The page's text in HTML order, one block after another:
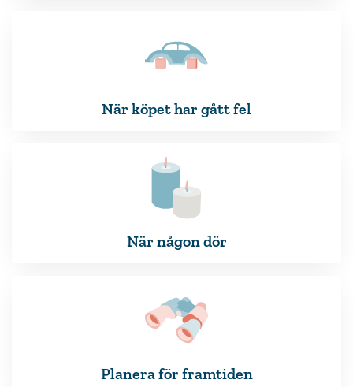
När köpet har gått fel
När någon dör
Planera för framtiden